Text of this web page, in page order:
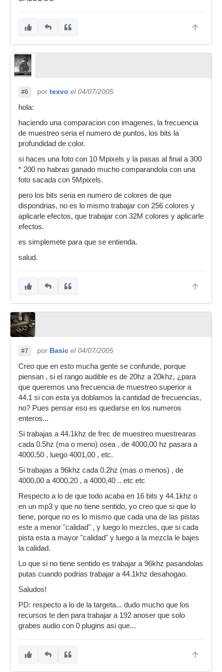
#6 por texvo el 04/07/2005
hola:
haciendo una comparacion con imagenes, la frecuencia
de muestreo seria el numero de puntos, los bits la
profundidad de color.
si haces una foto con 10 Mpixels y la pasas al final a 300
* 200 no habras ganado mucho comparandola con una
foto sacada con 5Mpixels.
pero los bits seria en numero de colores de que
dispondrias, no es lo mismo trabajar con 256 colores y
aplicarle efectos, que trabajar con 32M colores y aplicarle
efectos.
es simplemete para que se entienda.
salud.
#7 por Basic el 04/07/2005
Creo que en esto mucha gente se confunde, porque
piensan , si el rango audible es de 20hz a 20khz, ¿para
que queremos una frecuencia de muestreo superior a
44.1 si con esta ya doblamos la cantidad de frecuencias,
no? Pues pensar eso es quedarse en los numeros
enteros...
Si trabajas a 44.1khz de frec de muestreo muestrearas
cada 0.5hz (ma o meno) osea , de 4000,00 hz pasara a
4000,50 , luego 4001,00 , etc.
Si trabajas a 96khz cada 0.2hz (mas o menos) , de
4000,00 a 4000,20 , a 4000,40 .. etc etc
Respecto a lo de que todo acaba en 16 bits y 44.1khz o
en un mp3 y que no tiene sentido, yo creo que si que lo
tiene, porque no es lo mismo que cada una de las pistas
este a menor "calidad" , y luego lo mezcles, que si cada
pista esta a mayor "calidad" y luego a la mezcla le bajes
la calidad.
Lo que si no tiene sentido es trabajar a 96khz pasandolas
putas cuando podrias trabajar a 44.1khz desahogao.
Saludos!
PD: respecto a lo de la targeta... dudo mucho que los
recursos te den para trabajar a 192 anoser que solo
grabes audio con 0 plugins asi que...